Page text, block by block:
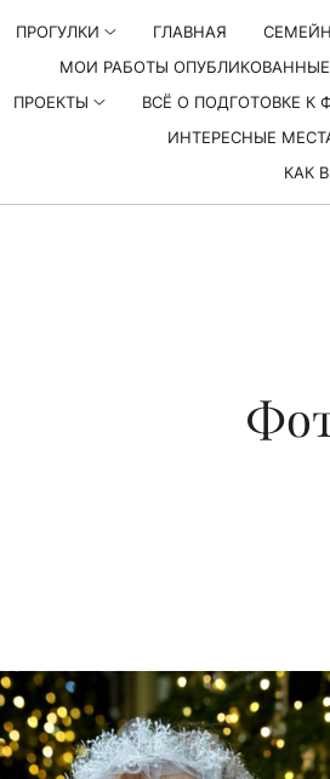
ПРОГУЛКИ ГЛАВНАЯ
МОИ РАБОТЫ
ПРОЕКТЫ
ВСЁ О ПОДГОТОВКЕ К
ИНТЕРЕСНЫЕ
КАК